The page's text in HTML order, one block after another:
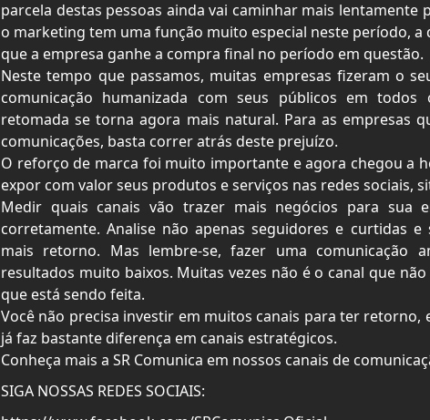
parcela destas pessoas ainda vai caminhar mais lentamente
o marketing tem uma função muito especial neste período,
que a empresa ganhe a compra final no período em questão.
Neste tempo que passamos, muitas empresas fizeram o
comunicação humanizada com seus públicos em
retomada se torna agora mais natural. Para as empresas
comunicações, basta correr atrás deste prejuízo.
O reforço de marca foi muito importante e agora chegou a
expor com valor seus produtos e serviços nas redes sociais,
Medir quais canais vão trazer mais negócios para sua
corretamente. Analise não apenas seguidores e curtidas
mais retorno. Mas lembre-se, fazer uma comunicação
resultados muito baixos. Muitas vezes não é o canal que
que está sendo feita.
Você não precisa investir em muitos canais para ter retorno,
já faz bastante diferença em canais estratégicos.
Conheça mais a SR Comunica em nossos canais de
SIGA NOSSAS REDES SOCIAIS: